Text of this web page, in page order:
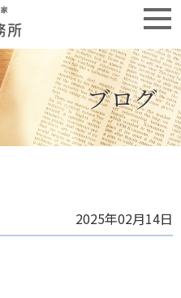
ブログ
2025年02月14日